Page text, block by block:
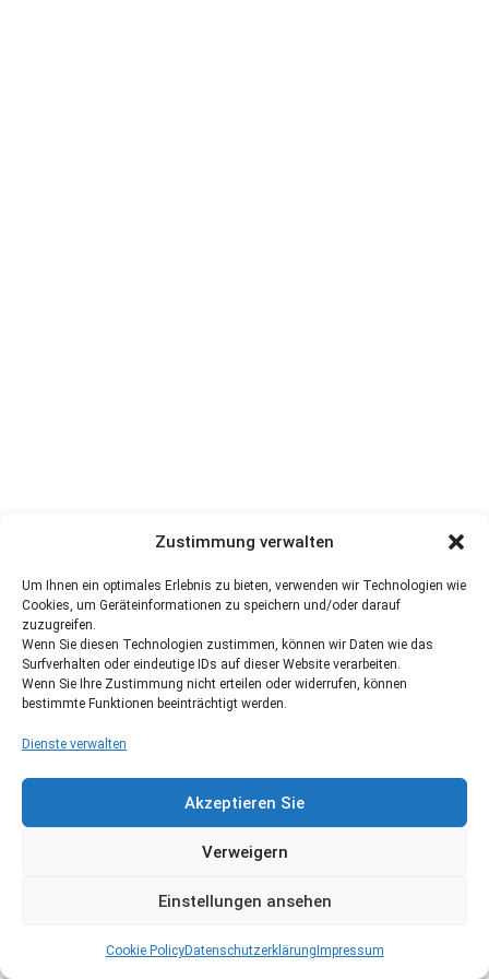
Zustimmung verwalten
Um Ihnen ein optimales Erlebnis zu bieten, verwenden wir Technologien wie
Cookies, um Geräteinformationen zu speichern und/oder darauf
zuzugreifen.
Wenn Sie diesen Technologien zustimmen, können wir Daten wie das
Surfverhalten oder eindeutige IDs auf dieser Website verarbeiten.
Wenn Sie Ihre Zustimmung nicht erteilen oder widerrufen, können
bestimmte Funktionen beeinträchtigt werden.
Dienste verwalten
Akzeptieren Sie
Verweigern
Einstellungen ansehen
Cookie PolicyDatenschutzerklärung Impressum